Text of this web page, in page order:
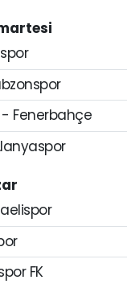
- Fenerbahçe
FK